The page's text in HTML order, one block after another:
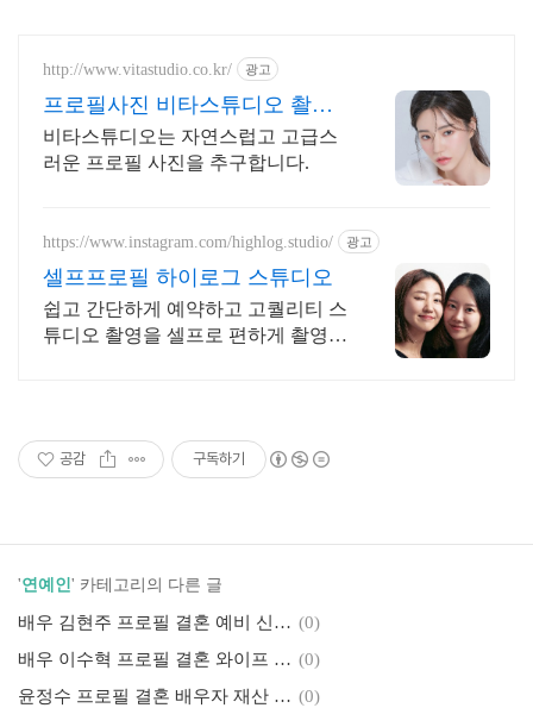
http://www.vitastudio.co.kr/ 광고
프로필사진 비타스튜디오 촬영
당일 1:1 사진수정
비타스튜디오는 자연스럽고 고급스
러운 프로필 사진을 추구합니다.
https://www.instagram.com/highlog.studio/ 광고
셀프프로필 하이로그 스튜디오
쉽고 간단하게 예약하고 고퀄리티 스
튜디오 촬영을 셀프로 편하게 촬영하
공감 구독하기
'연예인' 카테고리의 다른 글
배우 김현주 프로필 결혼 예비 신랑 재산 가족 MBTI 남친 남편 배우자 이혼 남동생 (0)
배우 이수혁 프로필 결혼 와이프 재산 집안 모델 부인 MBTI 아내 여친 예비 신부 (0)
윤정수 프로필 결혼 배우자 재산 요요 여친 예비 신부 얼굴 부인 아내 김숙 박수홍 (0)